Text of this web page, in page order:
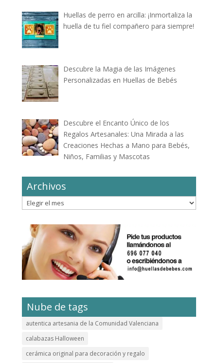
Huellas de perro en arcilla: ¡Inmortaliza la
huella de tu fiel compañero para siempre!
Descubre la Magia de las Imágenes
Personalizadas en Huellas de Bebés
Descubre el Encanto Único de los
Regalos Artesanales: Una Mirada a las
Creaciones Hechas a Mano para Bebés,
Niños, Familias y Mascotas
Archivos
Archivos
Nube de tags
autentica artesania de la Comunidad Valenciana
calabazas Halloween
cerámica original para decoración y regalo